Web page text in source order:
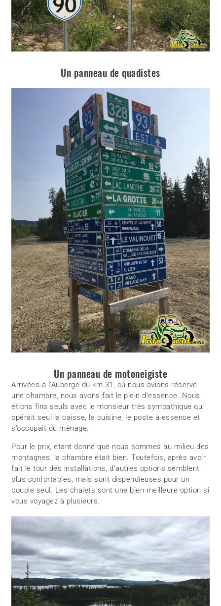
Un panneau de quadistes
Un panneau de motoneigiste
Arrivées à l’Auberge du km 31, où nous avions réservé
une chambre, nous avons fait le plein d’essence. Nous
étions fins seuls avec le monsieur très sympathique qui
opérait seul la caisse, la cuisine, le poste à essence et
s’occupait du ménage.
Pour le prix, étant donné que nous sommes au milieu des
montagnes, la chambre était bien. Toutefois, après avoir
fait le tour des installations, d’autres options semblent
plus confortables, mais sont dispendieuses pour un
couple seul. Les chalets sont une bien meilleure option si
vous voyagez à plusieurs.